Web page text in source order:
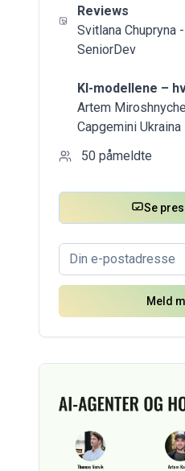
Reviews
Svitlana Chupryna
SeniorDev
KI-modellene –
Artem
Capgemini Ukraina
50 påmeldte
Se
Meld